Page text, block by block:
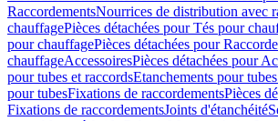
RaccordementsNourrices de distribution avec
chauffagePièces détachées pour Tés pour
pour chauffagePièces détachées pour
chauffageAccessoiresPièces détachées pour
pour tubes et raccordsEtanchements pour
pour tubesFixations de raccordementsPièces
Fixations de raccordementsJoints d'étanchéité